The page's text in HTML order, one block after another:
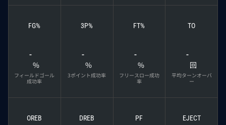
FG%
-
%
フィールドゴール
成功率
3P%
-
%
3ポイント成功率
FT%
-
%
フリースロー成功
率
TO
-
回
平均ターンオーバ
ー
OREB DREB PF EJECT